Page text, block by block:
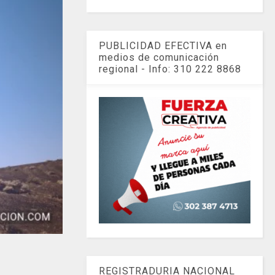
PUBLICIDAD EFECTIVA en
medios de comunicación
regional - Info: 310 222 8868
REGISTRADURIA NACIONAL